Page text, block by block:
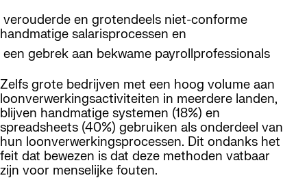
verouderde en grotendeels niet-conforme
handmatige salarisprocessen en
een gebrek aan bekwame payrollprofessionals
Zelfs grote bedrijven met een hoog volume aan
loonverwerkingsactiviteiten in meerdere landen,
blijven handmatige systemen (18%) en
spreadsheets (40%) gebruiken als onderdeel van
hun loonverwerkingsprocessen. Dit ondanks het
feit dat bewezen is dat deze methoden vatbaar
zijn voor menselijke fouten.